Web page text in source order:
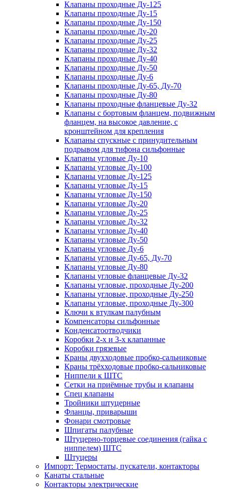
Клапаны проходные Ду-125
Клапаны проходные Ду-15
Клапаны проходные Ду-150
Клапаны проходные Ду-20
Клапаны проходные Ду-25
Клапаны проходные Ду-32
Клапаны проходные Ду-40
Клапаны проходные Ду-50
Клапаны проходные Ду-6
Клапаны проходные Ду-65, Ду-70
Клапаны проходные Ду-80
Клапаны проходные фланцевые Ду-32
Клапаны с бортовым фланцем, подвижным
фланцем, на высокое давление, с
кронштейном для крепления
Клапаны спускные с принудительным
подрывом для тифона сильфонные
Клапаны угловые Ду-10
Клапаны угловые Ду-100
Клапаны угловые Ду-125
Клапаны угловые Ду-15
Клапаны угловые Ду-150
Клапаны угловые Ду-20
Клапаны угловые Ду-25
Клапаны угловые Ду-32
Клапаны угловые Ду-40
Клапаны угловые Ду-50
Клапаны угловые Ду-6
Клапаны угловые Ду-65, Ду-70
Клапаны угловые Ду-80
Клапаны угловые фланцевые Ду-32
Клапаны угловые, проходные Ду-200
Клапаны угловые, проходные Ду-250
Клапаны угловые, проходные Ду-300
Ключи к втулкам палубным
Компенсаторы сильфонные
Конденсатоотводчики
Коробки 2-х и 3-х клапанные
Коробки грязевые
Краны двухходовые пробко-сальниковые
Краны трёхходовые пробко-сальниковые
Ниппели к ШТС
Сетки на приёмные трубы и клапаны
Спец клапаны
Тройники штуцерные
Фланцы, приварыши
Фонари смотровые
Шпигаты палубные
Штуцерно-торцевые соединения (гайка с
ниппелем) ШТС
Штуцеры
Импорт: Термостаты, пускатели, контакторы
Канаты стальные
Контакторы электрические